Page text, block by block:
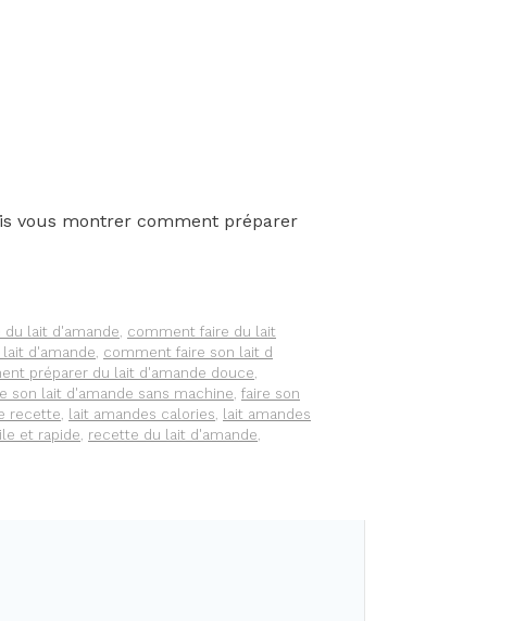
vous montrer comment préparer
lait d'amande, comment faire du lait
d'amande, comment faire son lait d
préparer du lait d'amande douce,
son lait d'amande sans machine, faire son
recette, lait amandes calories, lait amandes
et rapide, recette du lait d'amande,